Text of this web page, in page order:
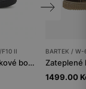
II
Zateplené kotníkové boty BARTEK T-247730/F10 II, pro dívky, černé
BARTEK /
1499.00